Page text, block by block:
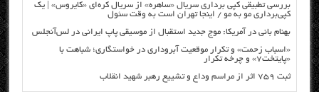
بررسی تطبیقی کپی برداری سریال «ساهره» از سریال کره‌ای «کایروس» | یک
کپی‌برداری مو به مو / اینجا تهران است به وقت سئول
بهنام بانی در آمریکا: موج جدید استقبال از موسیقی پاپ ایرانی در لس‌آنجلس
«اسباب زحمت» و تکرار موقعیت آبروداری در خواستگاری؛ شباهت با
«پایتخت۷» و چرخه تکرار
ثبت ۷۵۹ اثر از مراسم وداع و تشییع رهبر شهید انقلاب